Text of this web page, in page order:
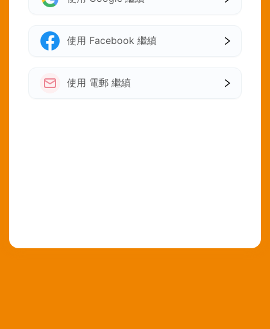
使用 Facebook 繼續
使用 電郵 繼續